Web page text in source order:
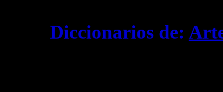
Diccionarios de: